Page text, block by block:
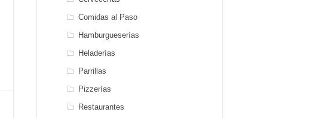
Comidas al Paso
Hamburgueserías
Heladerías
Parrillas
Pizzerías
Restaurantes